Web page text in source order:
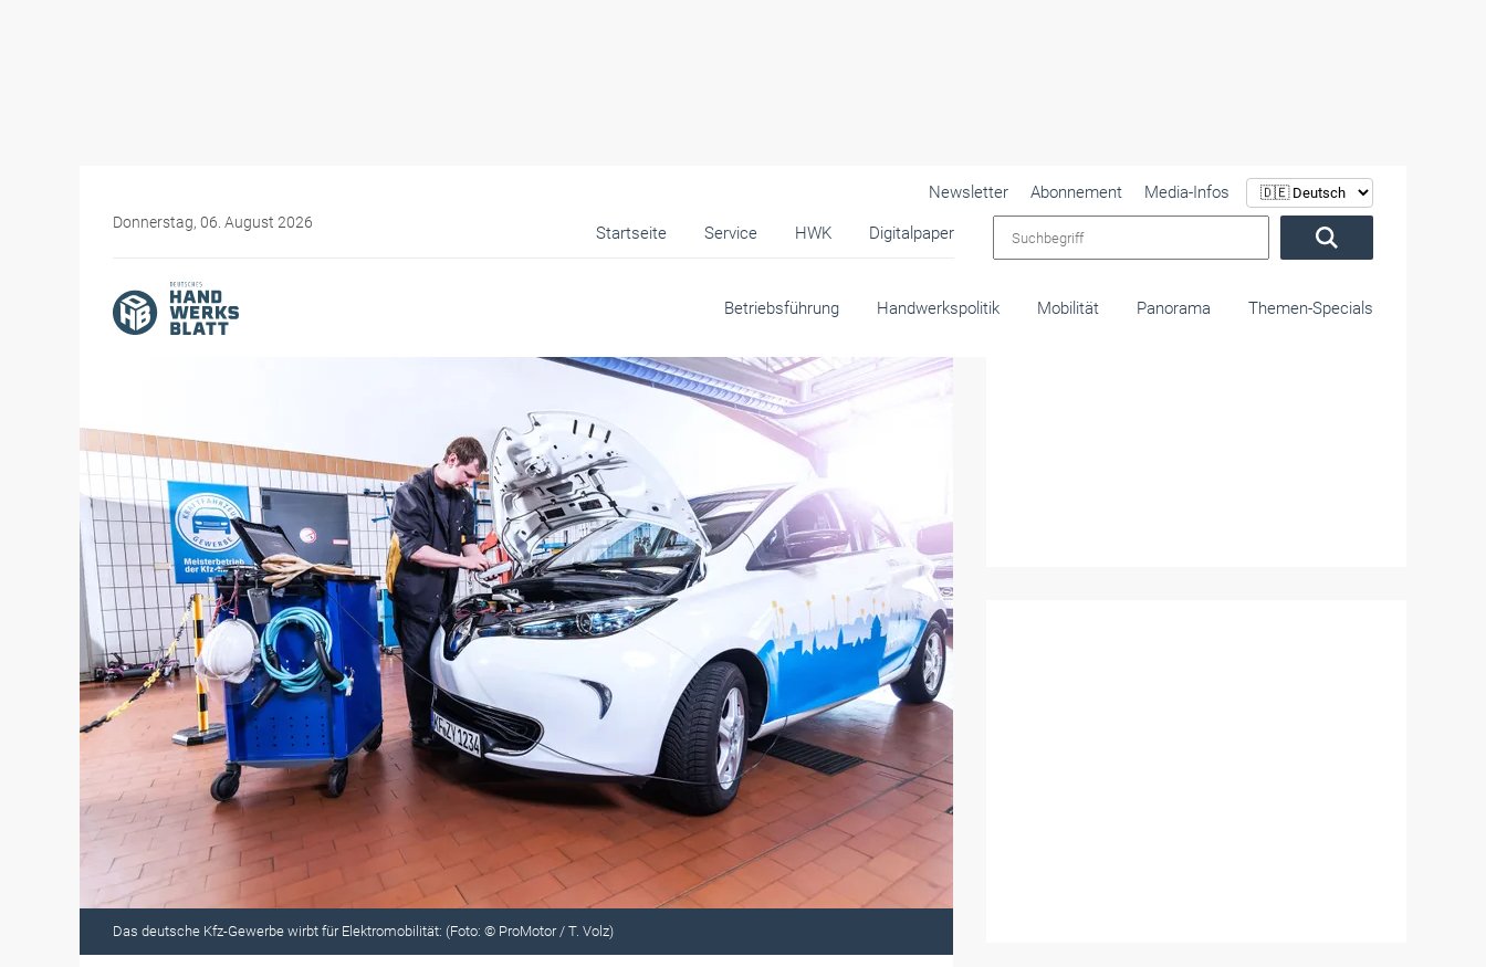
Donnerstag, 06. August 2026
Startseite Service HWK Digitalpaper
Newsletter Abonnement
Media-Infos
Betriebsführung Handwerkspolitik Mobilität Panorama Themen-Specials
Das deutsche Kfz-Gewerbe wirbt für Elektromobilität: (Foto: © ProMotor / T. Volz)